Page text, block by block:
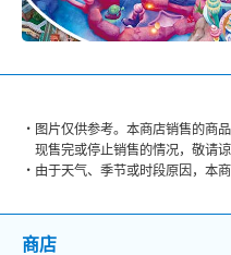
图片仅供参考。本商店销售的商
现售完或停止销售的情况，敬请谅
由于天气、季节或时段原因，本
商店